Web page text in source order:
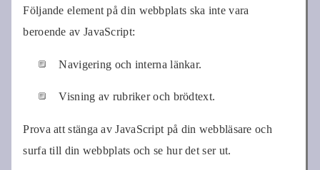
Följande element på din webbplats ska inte vara
beroende av JavaScript:
Navigering och interna länkar.
Visning av rubriker och brödtext.
Prova att stänga av JavaScript på din webbläsare och
surfa till din webbplats och se hur det ser ut.